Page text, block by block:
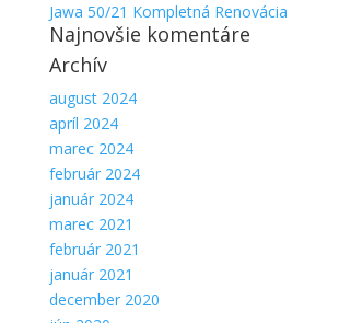
Jawa 50/21 Kompletná Renovácia
Najnovšie komentáre
Archív
august 2024
apríl 2024
marec 2024
február 2024
január 2024
marec 2021
február 2021
január 2021
december 2020